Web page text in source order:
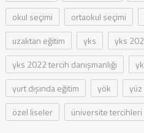
okul seçimi
ortaokul seçimi
uzaktan eğitim
yks yks
yks 2022 tercih danışmanlığı
yurt dışında eğitim
yök
özel liseler
üniversite tercihleri